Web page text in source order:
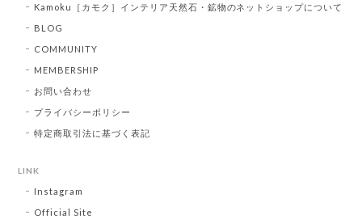
Kamoku［カモク］インテリア天然石・鉱物のネットショップについて
BLOG
COMMUNITY
MEMBERSHIP
お問い合わせ
プライバシーポリシー
特定商取引法に基づく表記
LINK
Instagram
Official Site